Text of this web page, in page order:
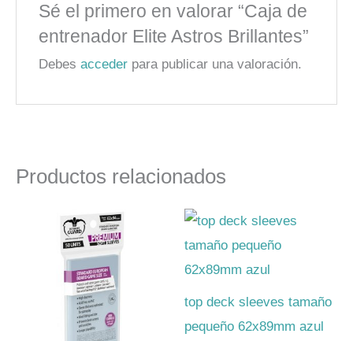
Sé el primero en valorar “Caja de
entrenador Elite Astros Brillantes”
Debesacceder para publicar una valoración.
Productos relacionados
top deck sleeves tamaño
pequeño 62x89mm azul